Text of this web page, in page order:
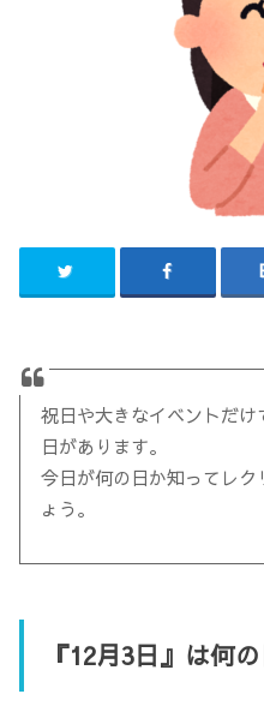
祝日や大きなイベントだ
日があります。
今日が何の日か知ってレ
ょう。
『12月3日』は何